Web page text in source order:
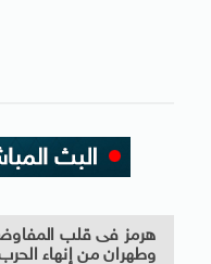
هرمز فى قلب
وطهران من إنهاء